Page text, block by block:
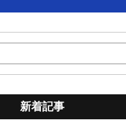
新着記事